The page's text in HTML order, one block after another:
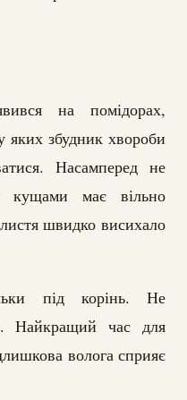
на помідорах,
яких збудник хвороби
Насамперед не
кущами має вільно
швидко висихало
під корінь. Не
Найкращий час для
волога сприяє